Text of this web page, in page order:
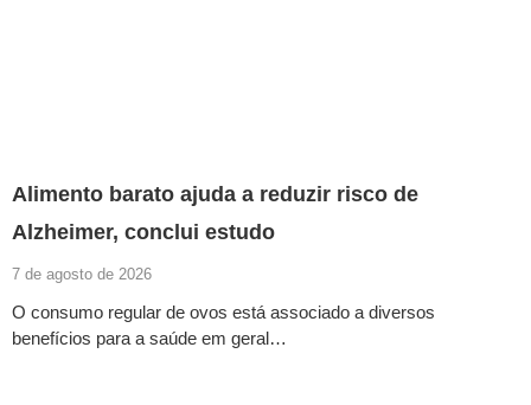
Alimento barato ajuda a reduzir risco de
Alzheimer, conclui estudo
7 de agosto de 2026
O consumo regular de ovos está associado a diversos
benefícios para a saúde em geral…